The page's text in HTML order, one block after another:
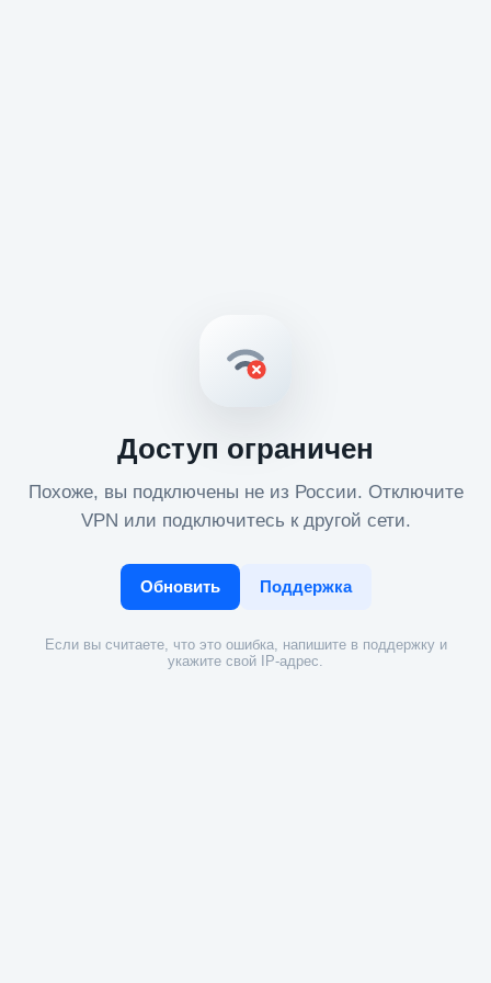
Доступ ограничен
Похоже, вы подключены не из России. Отключите
VPN или подключитесь к другой сети.
Обновить Поддержка
Если вы считаете, что это ошибка, напишите в поддержку и
укажите свой IP-адрес.